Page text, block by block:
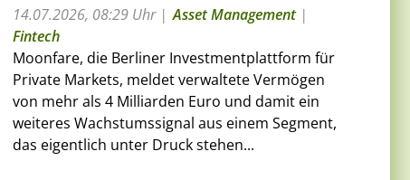
14.07.2026, 08:29 Uhr Asset Management|
Fintech
Moonfare, die Berliner Investmentplattform für
Private Markets, meldet verwaltete Vermögen
von mehr als 4 Milliarden Euro und damit ein
weiteres Wachstumssignal aus einem Segment,
das eigentlich unter Druck stehen...